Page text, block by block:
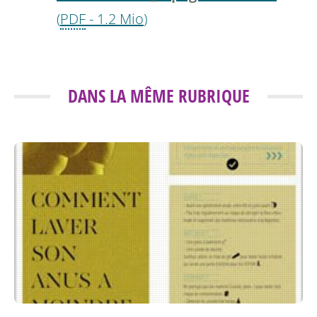
(PDF- 1.2 Mio)
DANS LA MÊME RUBRIQUE